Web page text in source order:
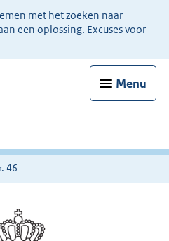
met het zoeken naar
een oplossing. Excuses voor
Menu
46